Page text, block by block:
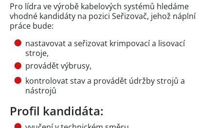
Pro lídra ve výrobě kabelových systémů hledáme
vhodné kandidáty na pozici Seřizovač, jehož náplní
práce bude:
nastavovat a seřizovat krimpovací a lisovací
stroje,
provádět výbrusy,
kontrolovat stav a provádět údržby strojů a
nástrojů
Profil kandidáta: